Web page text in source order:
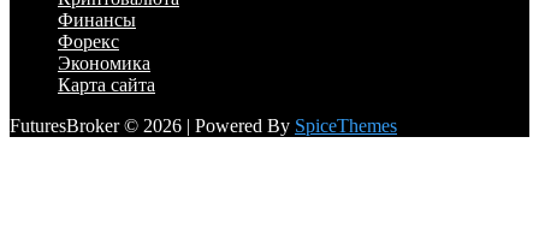
Финансы
Форекс
Экономика
Карта сайта
FuturesBroker © 2026 | Powered By SpiceThemes